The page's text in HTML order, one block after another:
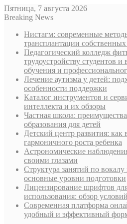
Пятница, 7 августа 2026
Breaking News
Нистагм: современные
трансплантации
Педагогический колледж
трудоустройству студентов
обучения и
Лечение аутизма у детей:
особенности поддержки
Каталог инструментов и
интеллекта и их обзоры
Частная школа:
образования для детей
Детский центр развития: как
гармоничного роста ребенка
Астрономические
своими глазами
Структура занятий по
основные уровни подготовки
Лицензирование шрифтов
использования: обзор условий
Современная платформа
удобный и эффективный